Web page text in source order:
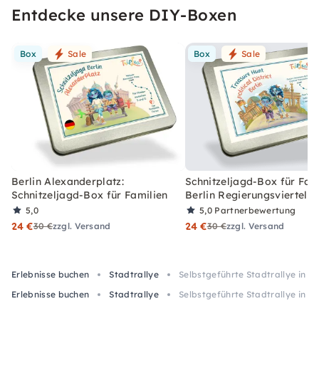
Entdecke unsere DIY-Boxen
Box Sale
Berlin Alexanderplatz:
Schnitzeljagd-Box für Familien
5,0
24 €30 €zzgl. Versand
Box Sale
Schnitzeljagd-Box für
Berlin Regierungsviertel
5,0 Partnerbewertung
24 €30 €zzgl. Versand
Erlebnisse buchen Stadtrallye
Selbstgeführte Stadtrallye in
Erlebnisse buchen
Stadtrallye Selbstgeführte Stadtrallye in